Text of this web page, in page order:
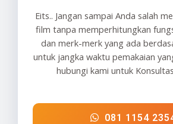
Eits.. Jangan sampai Anda salah
film tanpa memperhitungkan
dan merk-merk yang ada
untuk jangka waktu pemakaian
hubungi kami untuk
081 1154